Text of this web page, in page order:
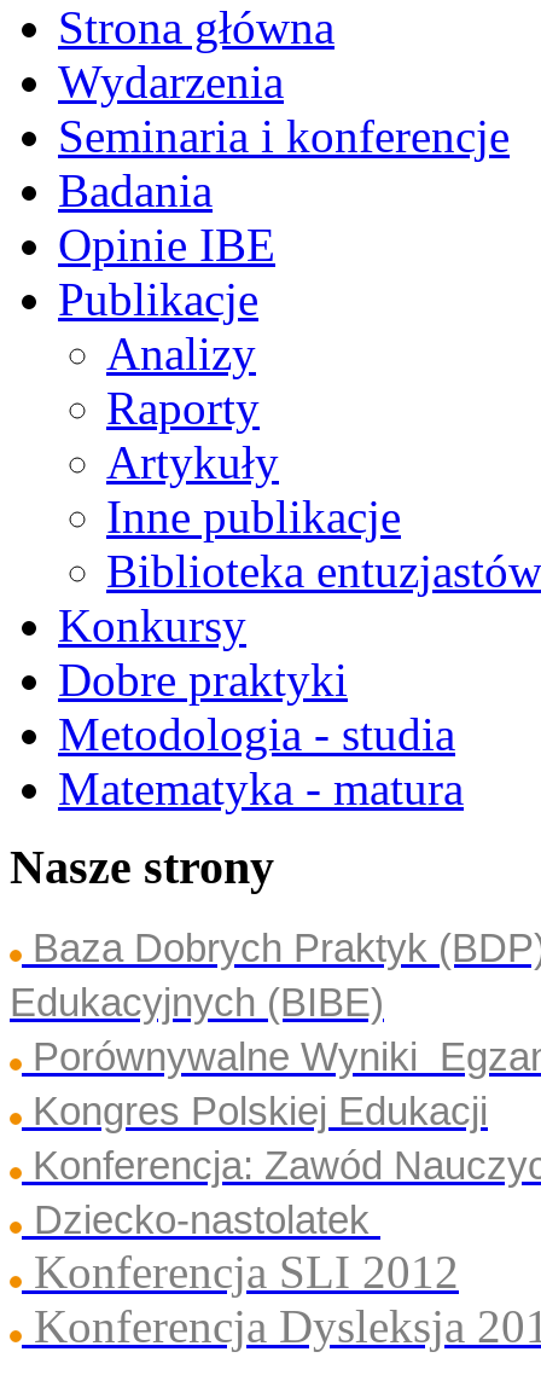
Strona główna
Wydarzenia
Seminaria i konferencje
Badania
Opinie IBE
Publikacje
Analizy
Raporty
Artykuły
Inne publikacje
Biblioteka
Konkursy
Dobre praktyki
Metodologia - studia
Matematyka - matura
Nasze strony
Baza Dobrych Praktyk
Edukacyjnych (BIBE)
Porównywalne Wyniki
Kongres Polskiej Edukacji
Konferencja: Zawód
Dziecko-nastolatek
Konferencja SLI 2012
Konferencja Dysleksja